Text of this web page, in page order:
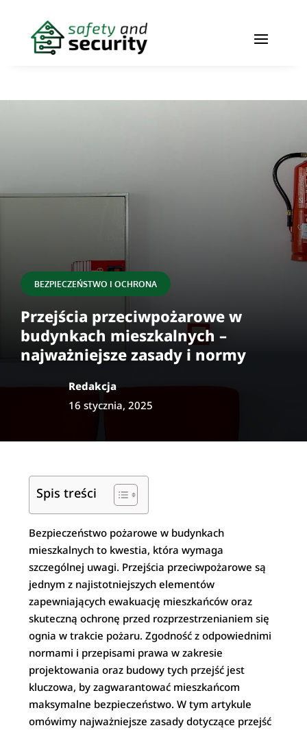
BEZPIECZEŃSTWO I OCHRONA
Przejścia przeciwpożarowe w
budynkach mieszkalnych –
najważniejsze zasady i normy
Redakcja
16 stycznia, 2025
Spis treści
Bezpieczeństwo pożarowe w budynkach
mieszkalnych to kwestia, która wymaga
szczególnej uwagi. Przejścia przeciwpożarowe są
jednym z najistotniejszych elementów
zapewniających ewakuację mieszkańców oraz
skuteczną ochronę przed rozprzestrzenianiem się
ognia w trakcie pożaru. Zgodność z odpowiednimi
normami i przepisami prawa w zakresie
projektowania oraz budowy tych przejść jest
kluczowa, by zagwarantować mieszkańcom
maksymalne bezpieczeństwo. W tym artykule
omówimy najważniejsze zasady dotyczące przejść